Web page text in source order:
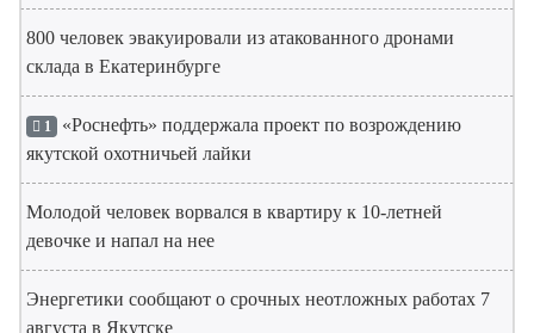
800 человек эвакуировали из атакованного дронами
склада в Екатеринбурге
1 «Роснефть» поддержала проект по возрождению
якутской охотничьей лайки
Молодой человек ворвался в квартиру к 10-летней
девочке и напал на нее
Энергетики сообщают о срочных неотложных работах 7
августа в Якутске